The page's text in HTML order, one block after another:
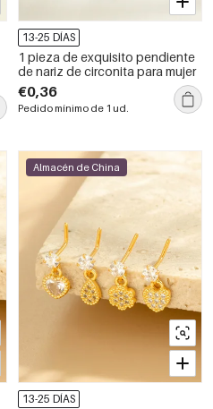
13-25 DÍAS
1 pieza de exquisito pendiente
de nariz de circonita para mujer
€0,36
Pedido mínimo de 1 ud.
Almacén de China
13-25 DÍAS